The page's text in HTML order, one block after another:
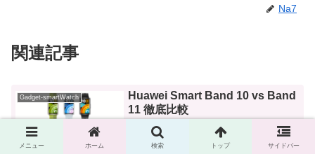
Na7
関連記事
Gadget-smartWatch
Huawei Smart Band 10 vs Band
11 徹底比較
2026年3月発売予定の最新スマートバンド
「Band 11」シリーズ。前モデルの
「Band 10」からどこが進化しているのか
メニュー ホーム 検索 トップ サイドバー